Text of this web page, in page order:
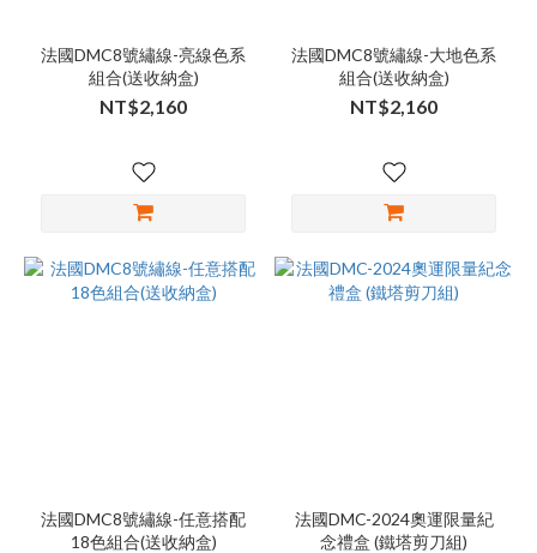
法國DMC8號繡線-亮線色系
組合(送收納盒)
NT$2,160
法國DMC8號繡線-大地色系
組合(送收納盒)
NT$2,160
法國DMC8號繡線-任意搭配
18色組合(送收納盒)
法國DMC-2024奧運限量紀
念禮盒 (鐵塔剪刀組)